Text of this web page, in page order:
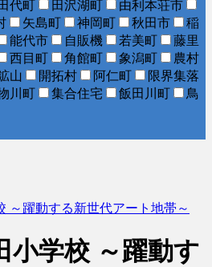
代町 田沢湖町
由利本荘市
矢島町 神岡町 秋田市
稲
能代市 自販機 若美町
藤里
西目町 角館町 象潟町
農村
山 開拓村 阿仁町
限界集落
川町 集合住宅 飯田川町
鳥
～躍動する新世代アート地帯～
小学校 ～躍動す